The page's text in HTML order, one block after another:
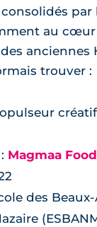
par
au
anciennes
trouver :
Magmaa
des